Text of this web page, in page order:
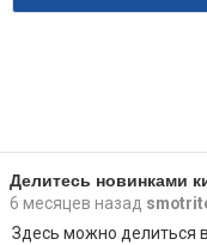
Делитесь новинками
6 месяцев назад
Здесь можно делиться